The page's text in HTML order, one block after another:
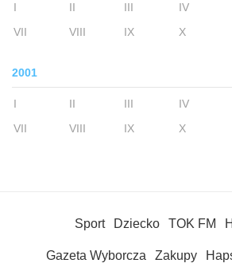
I II III IV
VII
VIII IX X
2001
I II III IV
VII
VIII IX X
Sport Dziecko TOK FM
Gazeta Wyborcza Zakupy